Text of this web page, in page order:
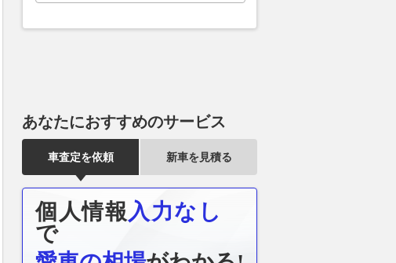
あなたにおすすめのサービス
車査定を依頼 新車を見積る
個人情報 入力なし
で